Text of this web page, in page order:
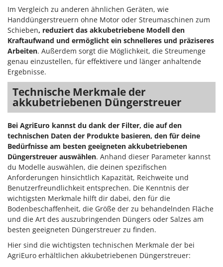
V
Verdemax
Vesco
Volpi
W
Waldner
Weber
WIDU
Wolf Garten
Wortex
Worx
Y Yard Force
Z
Zanon
Zephir
ZGrills
Im Vergleich zu anderen ähnlichen Geräten, wie
Handdüngerstreuern ohne Motor oder Streumaschinen zum
Schieben, reduziert das akkubetriebene Modell den
Kraftaufwand und ermöglicht ein schnelleres und präziseres
Arbeiten. Außerdem sorgt die Möglichkeit, die Streumenge
genau einzustellen, für effektivere und länger anhaltende
Ergebnisse.
Technische Merkmale der
akkubetriebenen Düngerstreuer
Bei AgriEuro kannst du dank der Filter, die auf den
technischen Daten der Produkte basieren, den für deine
Bedürfnisse am besten geeigneten akkubetriebenen
Düngerstreuer auswählen. Anhand dieser Parameter kannst
du Modelle auswählen, die deinen spezifischen
Anforderungen hinsichtlich Kapazität, Reichweite und
Benutzerfreundlichkeit entsprechen. Die Kenntnis der
wichtigsten Merkmale hilft dir dabei, den für die
Bodenbeschaffenheit, die Größe der zu behandelnden Fläche
und die Art des auszubringenden Düngers oder Salzes am
besten geeigneten Düngerstreuer zu finden.
Hier sind die wichtigsten technischen Merkmale der bei
AgriEuro erhältlichen akkubetriebenen Düngerstreuer: